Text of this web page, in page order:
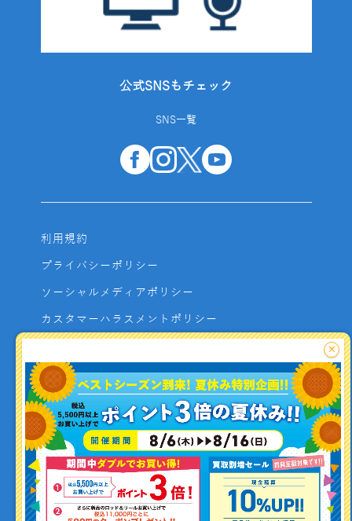
釣り情報を
投稿する
公式SNSもチェック
SNS一覧
利用規約
プライバシーポリシー
ソーシャルメディアポリシー
カスタマーハラスメントポリシー
よくあるご質問
お問い合わせ
利用者資金の保全方法
×